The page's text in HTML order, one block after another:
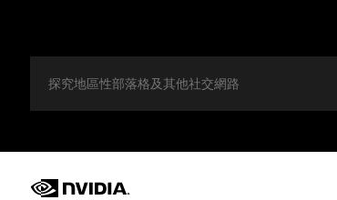
探究地區性部落格及其他社交網路